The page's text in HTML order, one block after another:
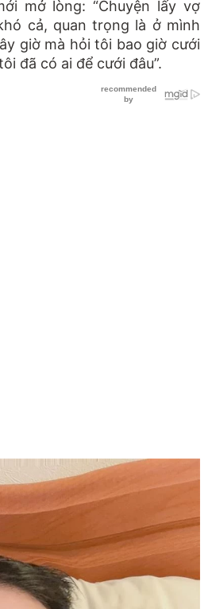
mở lòng: “Chuyện lấy vợ
cả, quan trọng là ở mình
giờ mà hỏi tôi bao giờ cưới
đã có ai để cưới đâu”.